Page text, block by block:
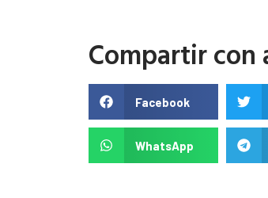
Compartir con
Facebook
WhatsApp